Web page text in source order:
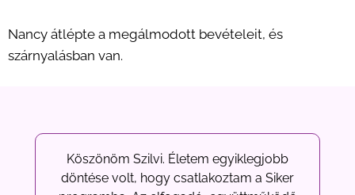
Nancy átlépte a megálmodott bevételeit, és
szárnyalásban van.
Köszönöm Szilvi. Életem egyiklegjobb
döntése volt, hogy csatlakoztam a Siker